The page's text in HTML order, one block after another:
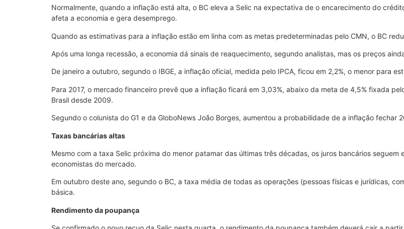
Normalmente, quando a inflação está alta, o BC eleva a Selic na expectativa de o encarecimento do
afeta a economia e gera desemprego.
Quando as estimativas para a inflação estão em linha com as metas predeterminadas pelo CMN, o BC
Após uma longa recessão, a economia dá sinais de reaquecimento, segundo analistas, mas os preços
De janeiro a outubro, segundo o IBGE, a inflação oficial, medida pelo IPCA, ficou em 2,2%, o menor para
Para 2017, o mercado financeiro prevê que a inflação ficará em 3,03%, abaixo da meta de 4,5% fixada
Brasil desde 2009.
Segundo o colunista do G1 e da GloboNews João Borges, aumentou a probabilidade de a inflação fechar
Taxas bancárias altas
Mesmo com a taxa Selic próxima do menor patamar das últimas três décadas, os juros bancários
economistas do mercado.
Em outubro deste ano, segundo o BC, a taxa média de todas as operações (pessoas físicas e jurídicas,
básica.
Rendimento da poupança